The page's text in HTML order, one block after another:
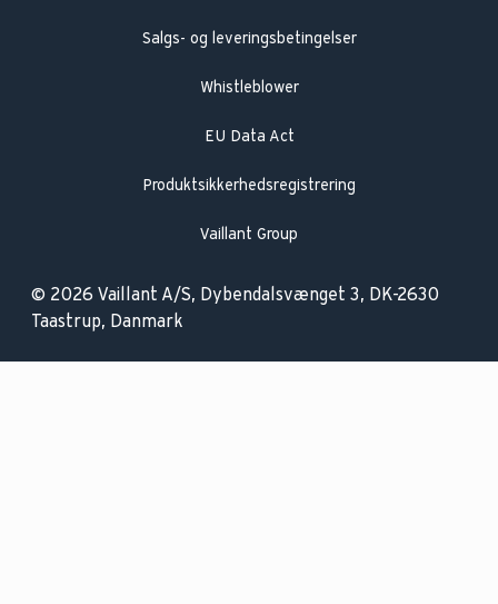
Salgs- og leveringsbetingelser
Whistleblower
EU Data Act
Produktsikkerhedsregistrering
Vaillant Group
© 2026 Vaillant A/S, Dybendalsvænget 3, DK-2630
Taastrup, Danmark